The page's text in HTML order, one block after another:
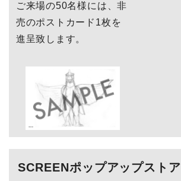
ご来場の50名様には、非
売のポストカード1枚を
進呈致します。
SCREENポップアップストア